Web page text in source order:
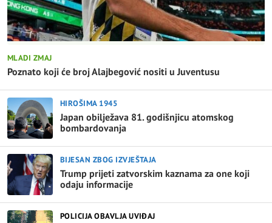
MLADI ZMAJ
Poznato koji će broj Alajbegović nositi u Juventusu
HIROŠIMA 1945
Japan obilježava 81. godišnjicu atomskog
bombardovanja
BIJESAN ZBOG IZVJEŠTAJA
Trump prijeti zatvorskim kaznama za one koji
odaju informacije
POLICIJA OBAVLJA UVIĐAJ